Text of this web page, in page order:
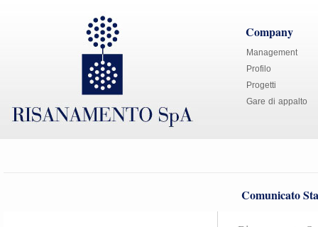
Company
Management
Profilo
Progetti
Gare di appalto
Comunicato